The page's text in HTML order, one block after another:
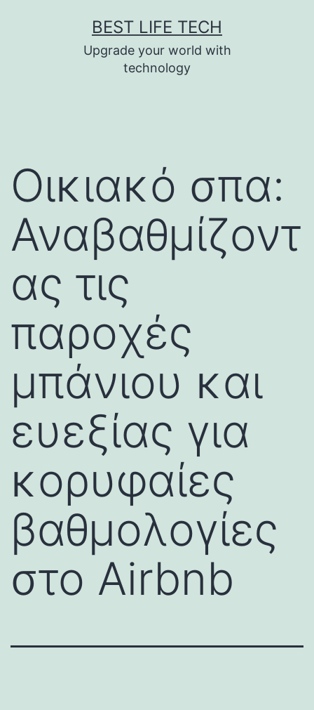
BEST LIFE TECH
Upgrade your world with
technology
Οικιακό σπα:
Αναβαθμίζοντ
ας τις
παροχές
μπάνιου και
ευεξίας για
κορυφαίες
βαθμολογίες
στο Airbnb